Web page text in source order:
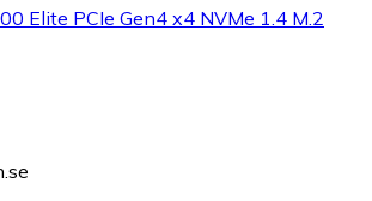
Elite PCIe Gen4 x4 NVMe 1.4 M.2